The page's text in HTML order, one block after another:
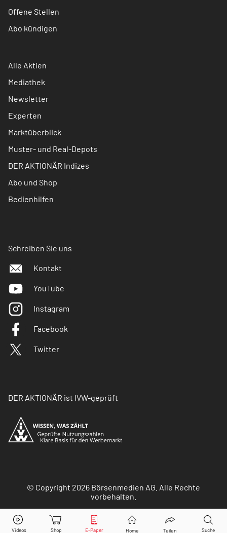
Offene Stellen
Abo kündigen
Alle Aktien
Mediathek
Newsletter
Experten
Marktüberblick
Muster- und Real-Depots
DER AKTIONÄR Indizes
Abo und Shop
Bedienhilfen
Schreiben Sie uns
Kontakt
YouTube
Instagram
Facebook
Twitter
DER AKTIONÄR ist IVW-geprüft
© Copyright 2026 Börsenmedien AG. Alle Rechte
vorbehalten.